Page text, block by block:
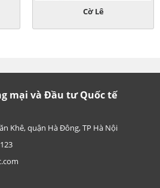
Cờ Lê
mại và Đầu tư Quốc tế
Khê, quận Hà Đông, TP Hà Nội